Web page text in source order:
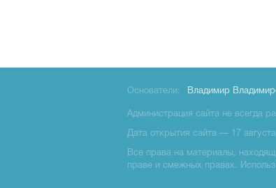
Основатели: Владимир
Администрация сайта не всегда
Дата открытия сайта — 17 августа
Все права на материалы,
праве и смежных правах.